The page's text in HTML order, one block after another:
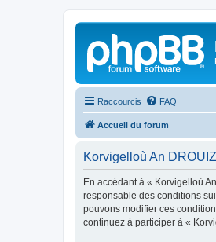
Raccourcis FAQ
Accueil du forum
Korvigelloù An
En accédant à « Korvigelloù
responsable des conditions
pouvons modifier ces
continuez à participer à «